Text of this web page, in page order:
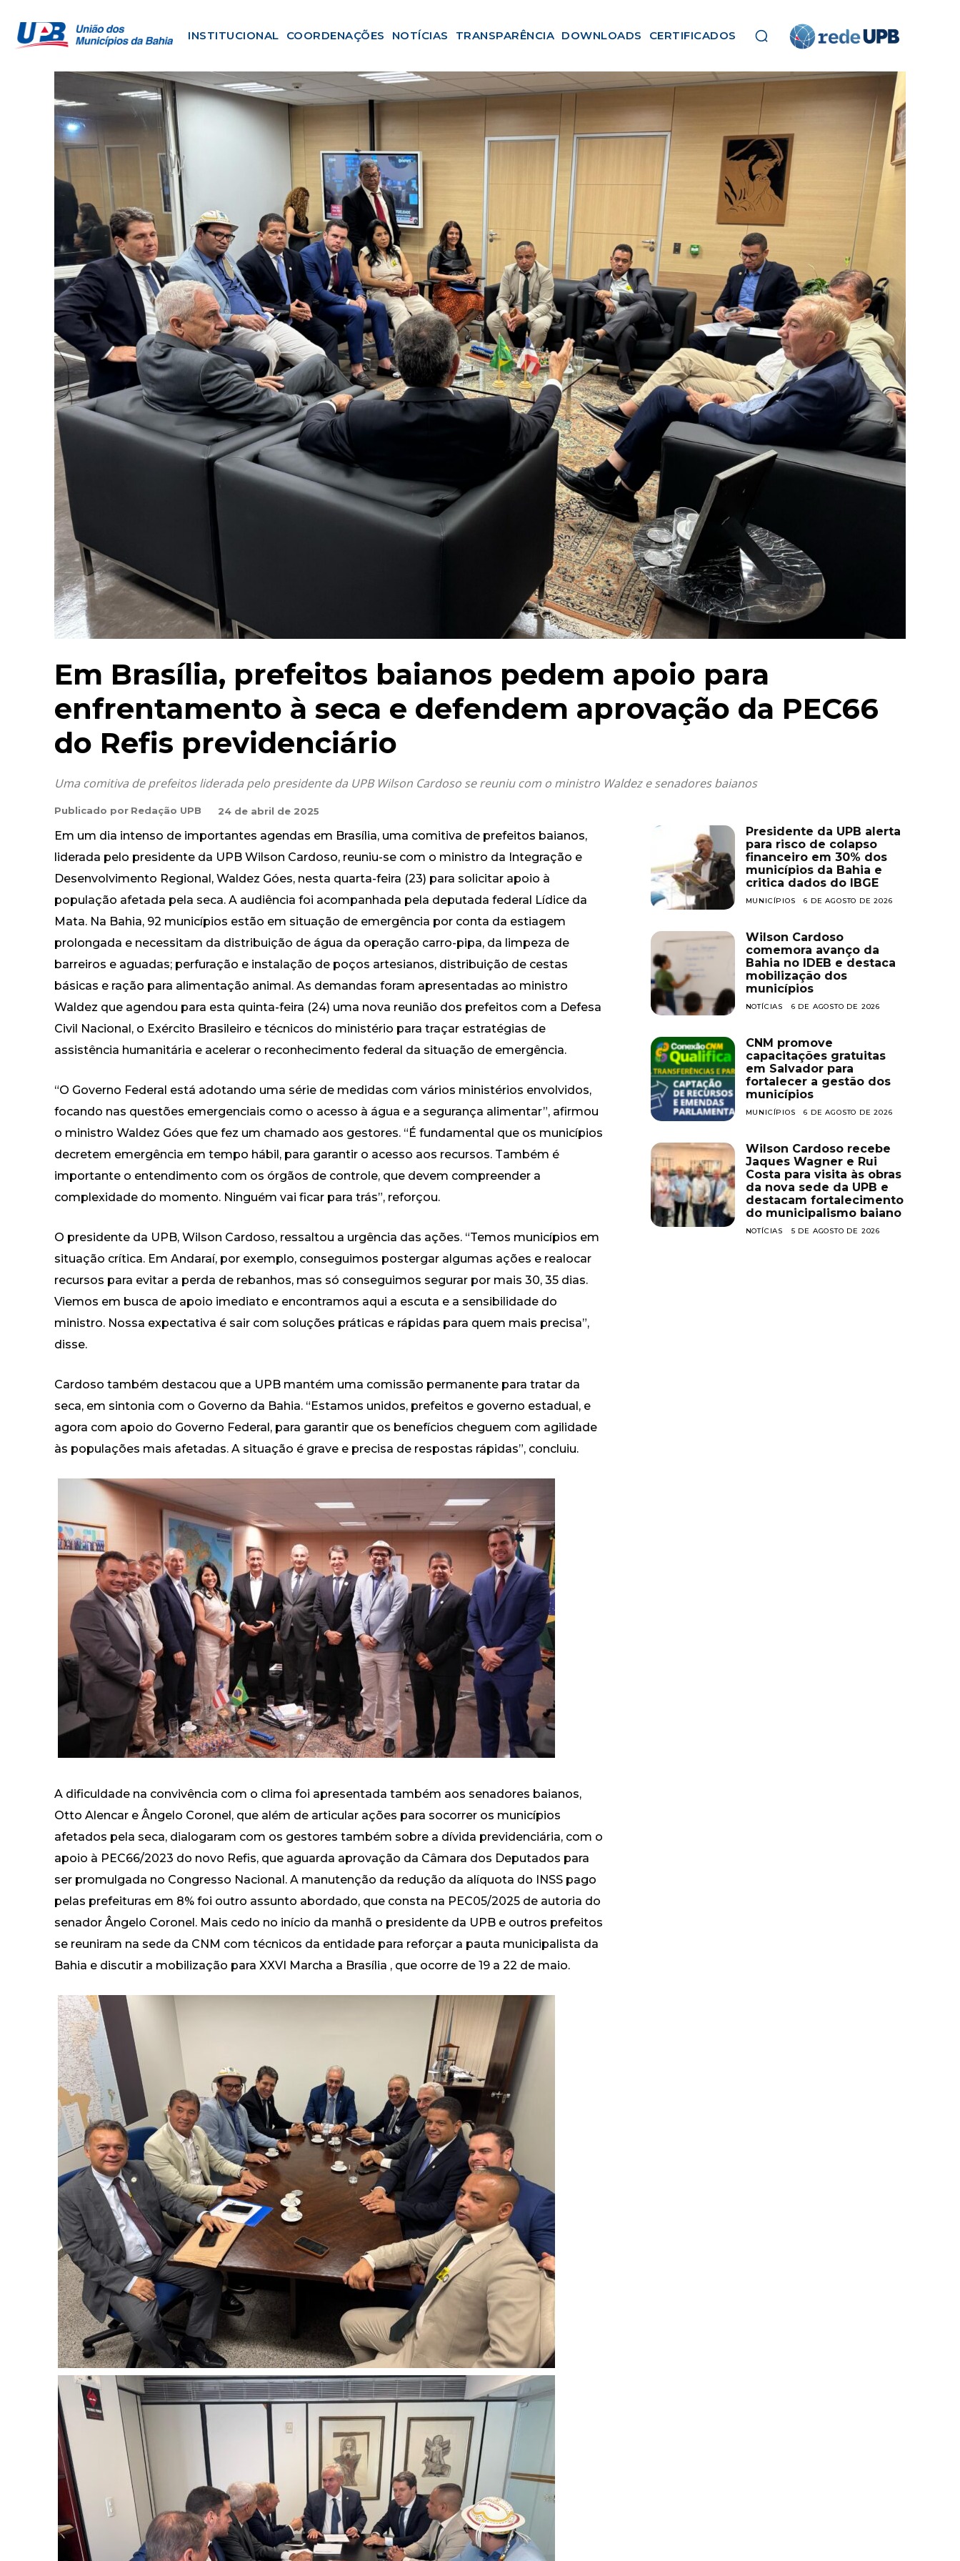
INSTITUCIONAL COORDENAÇÕES NOTÍCIAS TRANSPARÊNCIA DOWNLOADS CERTIFICADOS
Em Brasília, prefeitos baianos pedem apoio para
enfrentamento à seca e defendem aprovação da PEC66
do Refis previdenciário
Uma comitiva de prefeitos liderada pelo presidente da UPB Wilson Cardoso se reuniu com o ministro Waldez e senadores baianos
Publicado por Redação UPB 24 de abril de 2025
Em um dia intenso de importantes agendas em Brasília, uma comitiva de prefeitos baianos,
liderada pelo presidente da UPB Wilson Cardoso, reuniu-se com o ministro da Integração e
Desenvolvimento Regional, Waldez Góes, nesta quarta-feira (23) para solicitar apoio à
população afetada pela seca. A audiência foi acompanhada pela deputada federal Lídice da
Mata. Na Bahia, 92 municípios estão em situação de emergência por conta da estiagem
prolongada e necessitam da distribuição de água da operação carro-pipa, da limpeza de
barreiros e aguadas; perfuração e instalação de poços artesianos, distribuição de cestas
básicas e ração para alimentação animal. As demandas foram apresentadas ao ministro
Waldez que agendou para esta quinta-feira (24) uma nova reunião dos prefeitos com a Defesa
Civil Nacional, o Exército Brasileiro e técnicos do ministério para traçar estratégias de
assistência humanitária e acelerar o reconhecimento federal da situação de emergência.
“O Governo Federal está adotando uma série de medidas com vários ministérios envolvidos,
focando nas questões emergenciais como o acesso à água e a segurança alimentar”, afirmou
o ministro Waldez Góes que fez um chamado aos gestores. “É fundamental que os municípios
decretem emergência em tempo hábil, para garantir o acesso aos recursos. Também é
importante o entendimento com os órgãos de controle, que devem compreender a
complexidade do momento. Ninguém vai ficar para trás”, reforçou.
O presidente da UPB, Wilson Cardoso, ressaltou a urgência das ações. “Temos municípios em
situação crítica. Em Andaraí, por exemplo, conseguimos postergar algumas ações e realocar
recursos para evitar a perda de rebanhos, mas só conseguimos segurar por mais 30, 35 dias.
Viemos em busca de apoio imediato e encontramos aqui a escuta e a sensibilidade do
ministro. Nossa expectativa é sair com soluções práticas e rápidas para quem mais precisa”,
disse.
Cardoso também destacou que a UPB mantém uma comissão permanente para tratar da
seca, em sintonia com o Governo da Bahia. “Estamos unidos, prefeitos e governo estadual, e
agora com apoio do Governo Federal, para garantir que os benefícios cheguem com agilidade
às populações mais afetadas. A situação é grave e precisa de respostas rápidas”, concluiu.
A dificuldade na convivência com o clima foi apresentada também aos senadores baianos,
Otto Alencar e Ângelo Coronel, que além de articular ações para socorrer os municípios
afetados pela seca, dialogaram com os gestores também sobre a dívida previdenciária, com o
apoio à PEC66/2023 do novo Refis, que aguarda aprovação da Câmara dos Deputados para
ser promulgada no Congresso Nacional. A manutenção da redução da alíquota do INSS pago
pelas prefeituras em 8% foi outro assunto abordado, que consta na PEC05/2025 de autoria do
senador Ângelo Coronel. Mais cedo no início da manhã o presidente da UPB e outros prefeitos
se reuniram na sede da CNM com técnicos da entidade para reforçar a pauta municipalista da
Bahia e discutir a mobilização para XXVI Marcha a Brasília , que ocorre de 19 a 22 de maio.
Presidente da UPB alerta
para risco de colapso
financeiro em 30% dos
municípios da Bahia e
critica dados do IBGE
MUNICÍPIOS 6 DE AGOSTO DE 2026
Wilson Cardoso
comemora avanço da
Bahia no IDEB e destaca
mobilização dos
municípios
NOTÍCIAS 6 DE AGOSTO DE 2026
CNM promove
capacitações gratuitas
em Salvador para
fortalecer a gestão dos
municípios
MUNICÍPIOS 6 DE AGOSTO DE 2026
Wilson Cardoso recebe
Jaques Wagner e Rui
Costa para visita às obras
da nova sede da UPB e
destacam fortalecimento
do municipalismo baiano
NOTÍCIAS 5 DE AGOSTO DE 2026